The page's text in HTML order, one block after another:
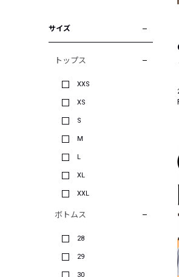
サイズ
トップス
XXS
XS
S
M
L
XL
XXL
ボトムス
28
29
30